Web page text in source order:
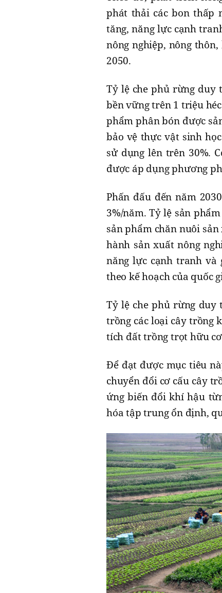
phát thải các bon thấp
tăng, năng lực cạnh
nông nghiệp, nông
2050.
Tỷ lệ che phủ rừng duy
bền vững trên 1 triệu
phẩm phân bón được
bảo vệ thực vật sinh
sử dụng lên trên 30%.
được áp dụng phương
Phấn đấu đến năm
3%/năm. Tỷ lệ sản
sản phẩm chăn nuôi
hành sản xuất nông
năng lực cạnh tranh
theo kế hoạch của quốc
Tỷ lệ che phủ rừng duy
trồng các loại cây trồng
tích đất trồng trọt hữu
Để đạt được mục tiêu
chuyển đổi cơ cấu cây
ứng biến đổi khí hậu
hóa tập trung ổn định,